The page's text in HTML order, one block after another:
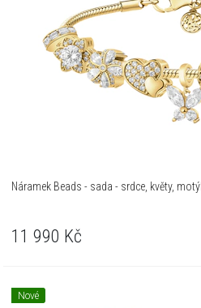
Náramek Beads - sada - srdce, květy, motýl
11 990 Kč
Nové